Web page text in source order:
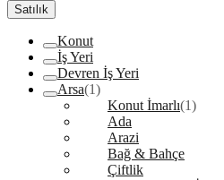
Satılık
Konut
İş Yeri
Devren İş Yeri
Arsa(1)
Konut İmarlı(1)
Ada
Arazi
Bağ & Bahçe
Çiftlik